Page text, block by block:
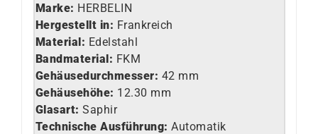
Marke: HERBELIN
Hergestellt in: Frankreich
Material: Edelstahl
Bandmaterial: FKM
Gehäusedurchmesser: 42 mm
Gehäusehöhe: 12.30 mm
Glasart: Saphir
Technische Ausführung: Automatik